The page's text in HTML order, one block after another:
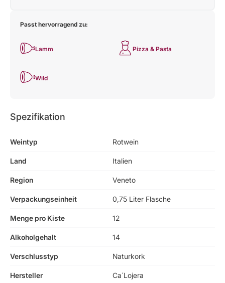
Passt hervorragend zu:
Lamm Pizza & Pasta
Wild
Spezifikation
Weintyp Rotwein
Land Italien
Region Veneto
Verpackungseinheit 0,75 Liter Flasche
Menge pro Kiste 12
Alkoholgehalt 14
Verschlusstyp Naturkork
Hersteller Ca´Lojera